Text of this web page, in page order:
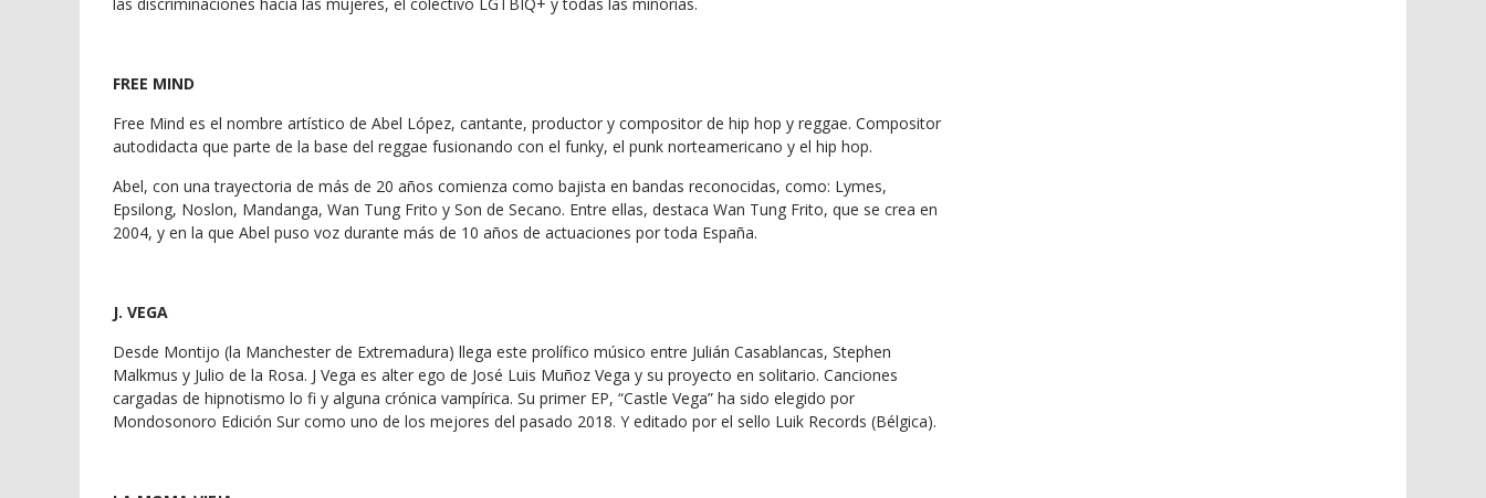
FREE MIND
Free Mind es el nombre artístico de Abel López, cantante, productor y compositor de hip hop y reggae. Compositor
autodidacta que parte de la base del reggae fusionando con el funky, el punk norteamericano y el hip hop.
Abel, con una trayectoria de más de 20 años comienza como bajista en bandas reconocidas, como: Lymes,
Epsilong, Noslon, Mandanga, Wan Tung Frito y Son de Secano. Entre ellas, destaca Wan Tung Frito, que se crea en
2004, y en la que Abel puso voz durante más de 10 años de actuaciones por toda España.
J. VEGA
Desde Montijo (la Manchester de Extremadura) llega este prolífico músico entre Julián Casablancas, Stephen
Malkmus y Julio de la Rosa. J Vega es alter ego de José Luis Muñoz Vega y su proyecto en solitario. Canciones
cargadas de hipnotismo lo fi y alguna crónica vampírica. Su primer EP, “Castle Vega” ha sido elegido por
Mondosonoro Edición Sur como uno de los mejores del pasado 2018. Y editado por el sello Luik Records (Bélgica).